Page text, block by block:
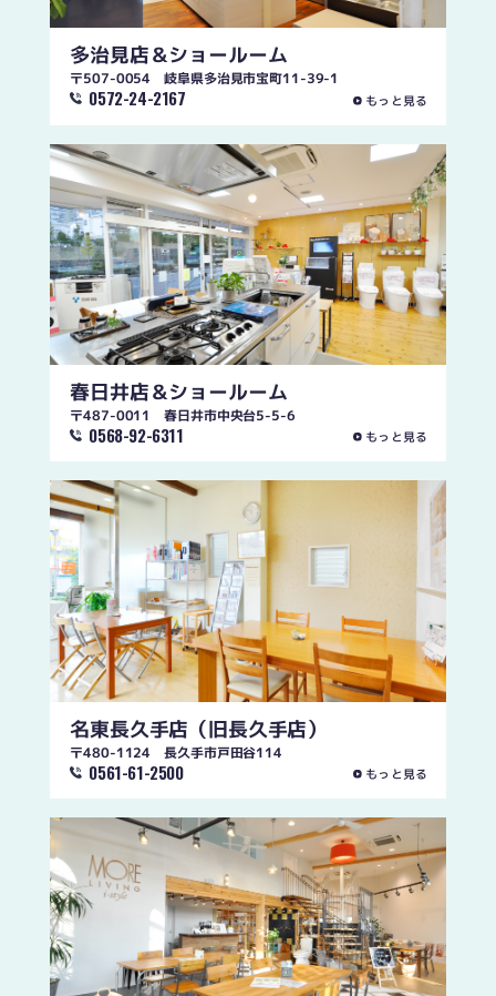
多治見店＆ショールーム
〒507-0054 岐阜県多治見市宝町11-39-1
0572-24-2167 もっと見る
春日井店＆ショールーム
〒487-0011 春日井市中央台5-5-6
0568-92-6311 もっと見る
名東長久手店 （旧長久手店）
〒480-1124 長久手市戸田谷114
0561-61-2500 もっと見る